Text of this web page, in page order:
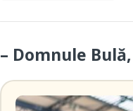
– Domnule